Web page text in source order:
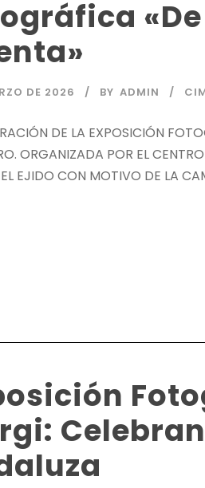
DE 2026 BY ADMIN
DE LA EXPOSICIÓN
ORGANIZADA POR EL
EJIDO CON MOTIVO DE LA